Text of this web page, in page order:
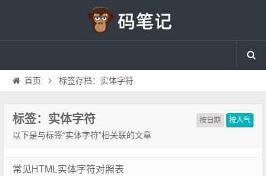
首页 标签存档：实体字符
按日期 按人气
标签：实体字符
以下是与标签“实体字符”相关联的文章
常见HTML实体字符对照表